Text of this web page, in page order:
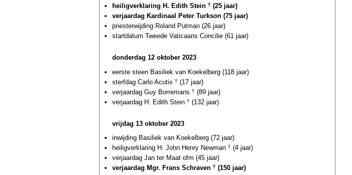
heiligverklaring H. Edith Stein † (25 jaar)
verjaardag Kardinaal Peter Turkson (75 jaar)
priesterwijding Roland Putman (26 jaar)
startdatum Tweede Vaticaans Concilie (61 jaar)
donderdag 12 oktober 2023
eerste steen Basiliek van Koekelberg (118 jaar)
sterfdag Carlo Acutis † (17 jaar)
verjaardag Guy Borremans † (89 jaar)
verjaardag H. Edith Stein † (132 jaar)
vrijdag 13 oktober 2023
inwijding Basiliek van Koekelberg (72 jaar)
heiligverklaring H. John Henry Newman † (4 jaar)
verjaardag Jan ter Maat ofm (45 jaar)
verjaardag Mgr. Frans Schraven † (150 jaar)